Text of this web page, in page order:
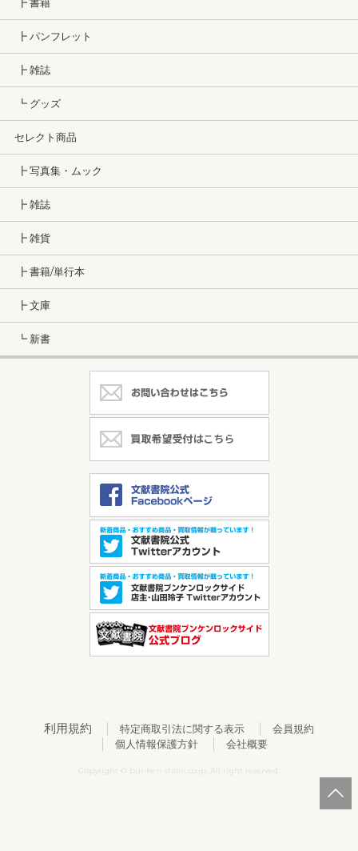
┣ パンフレット
┣ 雑誌
┗ グッズ
セレクト商品
┣ 写真集・ムック
┣ 雑誌
┣ 雑貨
┣ 書籍/単行本
┣ 文庫
┗ 新書
利用規約 特定商取引法に関する表示
会員規約
個人情報保護方針
会社概要
Copyright © bunken-shoin.co.jp. All right reserved.